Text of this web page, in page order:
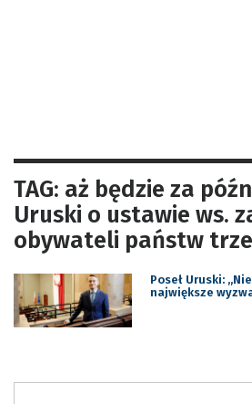
TAG: aż będzie za
Uruski o ustawie ws.
obywateli państw
Poseł Uruski:
największe